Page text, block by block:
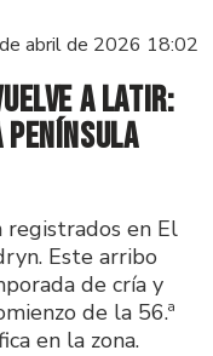
abril de 2026 18:02
a latir:
registrados en El
Este arribo
de cría y
de la 56.ª
en la zona.